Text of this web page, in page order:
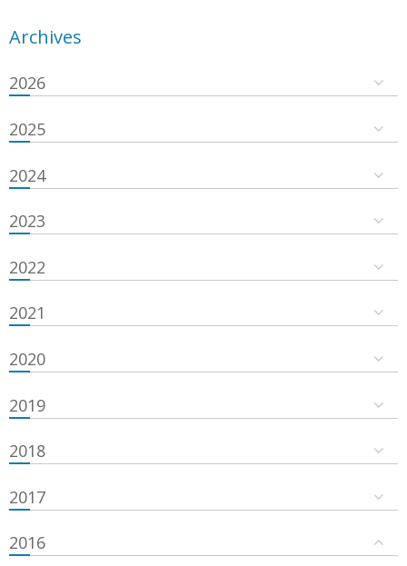
Archives
2026
2025
2024
2023
2022
2021
2020
2019
2018
2017
2016